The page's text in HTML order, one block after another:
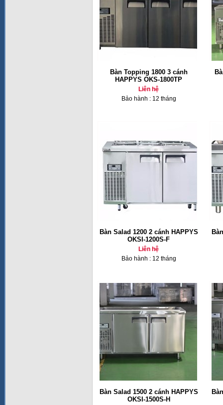
Bàn Topping 1800 3 cánh
HAPPYS OKS-1800TP
Liên hệ
Bảo hành : 12 tháng
Bàn Salad 1200 2 cánh HAPPYS
OKSI-1200S-F
Liên hệ
Bảo hành : 12 tháng
Bàn Salad 1500 2 cánh HAPPYS
OKSI-1500S-H